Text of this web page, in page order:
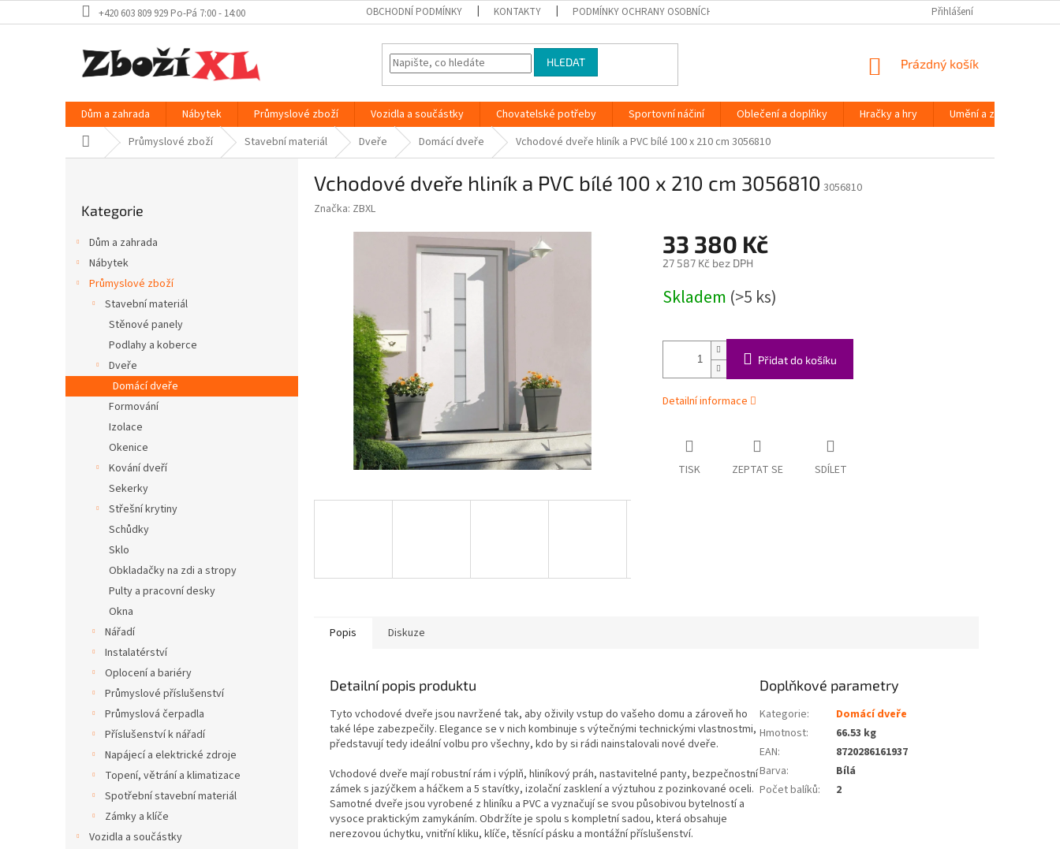
na
+420 603 809 929 Po-Pá 7:00 - 14:00 OBCHODNÍ PODMÍNKY KONTAKTY PODMÍNKY OCHRANY OSOBNÍCH ÚDAJŮ Přihlášení
HLEDAT
NÁKUPNÍ
Prázdný košík
Dům a zahrada Nábytek Průmyslové zboží Vozidla a součástky Chovatelské potřeby Sportovní náčiní Oblečení a doplňky Hračky a hry Umění a zábava
Domů Průmyslové zboží Stavební materiál Dveře Domácí dveře Vchodové dveře hliník a PVC bílé 100 x 210 cm 3056810
e
l
kategorie
Kategorie
Dům a zahrada
Nábytek
Průmyslové zboží
Stavební materiál
Stěnové panely
Podlahy a koberce
Dveře
Domácí dveře
Formování
Izolace
Okenice
Kování dveří
Sekerky
Střešní krytiny
Schůdky
Sklo
Obkladačky na zdi a stropy
Pulty a pracovní desky
Okna
Nářadí
Instalatérství
Oplocení a bariéry
Průmyslové příslušenství
Průmyslová čerpadla
Příslušenství k nářadí
Napájecí a elektrické zdroje
Topení, větrání a klimatizace
Spotřební stavební materiál
Zámky a klíče
Vozidla a součástky
Vchodové dveře hliník a PVC bílé 100 x 210 cm 3056810 3056810
Značka: ZBXL
33 380 Kč
27 587 Kč bez DPH
cena:
Skladem (>5 ks)
Přidat do košíku
Detailní informace
TISK ZEPTAT SE SDÍLET
Popis Diskuze
Detailní popis produktu
Tyto vchodové dveře jsou navržené tak, aby oživily vstup do vašeho domu a zároveň ho
také lépe zabezpečily. Elegance se v nich kombinuje s výtečnými technickými vlastnostmi,
představují tedy ideální volbu pro všechny, kdo by si rádi nainstalovali nové dveře.
Vchodové dveře mají robustní rám i výplň, hliníkový práh, nastavitelné panty, bezpečnostní
zámek s jazýčkem a háčkem a 5 stavítky, izolační zasklení a výztuhou z pozinkované oceli.
Samotné dveře jsou vyrobené z hliníku a PVC a vyznačují se svou působivou bytelností a
vysoce praktickým zamykáním. Obdržíte je spolu s kompletní sadou, která obsahuje
nerezovou úchytku, vnitřní kliku, klíče, těsnící pásku a montážní příslušenství.
Doplňkové parametry
Kategorie:
Domácí dveře
Hmotnost:
66.53 kg
EAN:
8720286161937
Barva:
Bílá
Počet balíků: 2